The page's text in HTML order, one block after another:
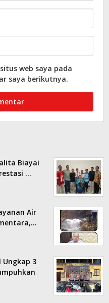
web saya pada
saya berikutnya.
Biayai
…
Air
Ungkap 3